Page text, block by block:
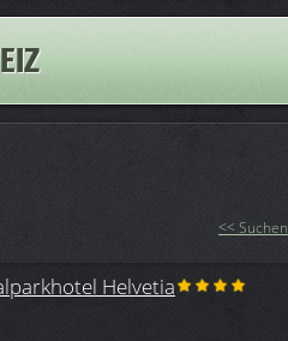
<< Suchen
Helvetia